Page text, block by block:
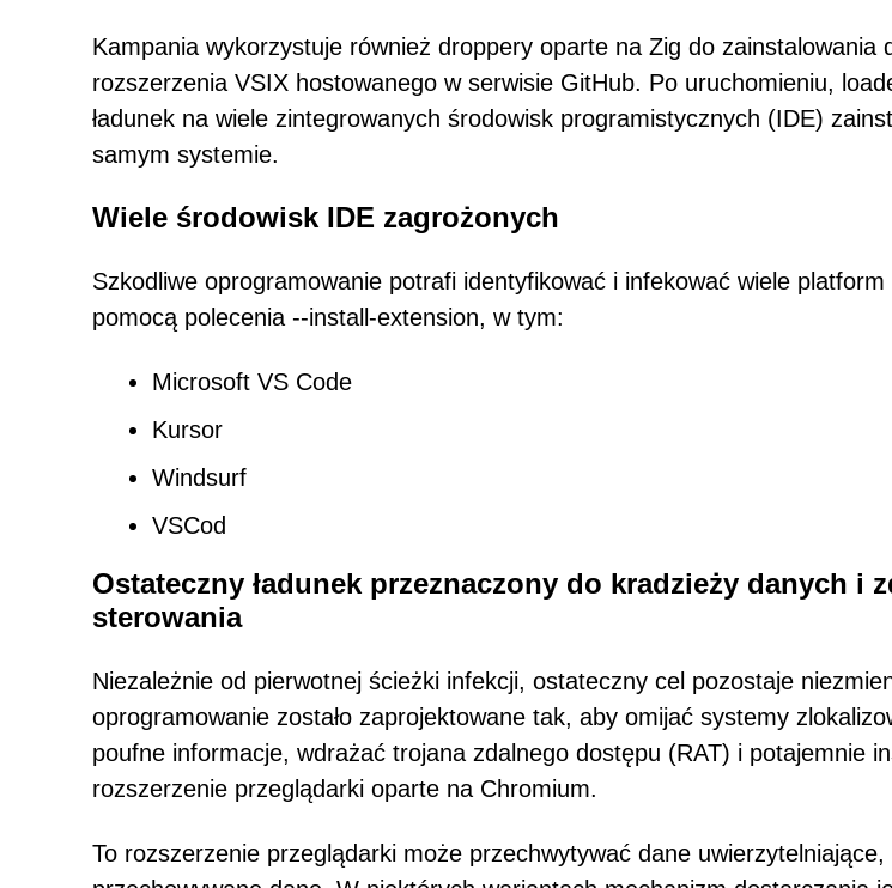
Kampania wykorzystuje również droppery oparte na Zig do zainstalowania
rozszerzenia VSIX hostowanego w serwisie GitHub. Po uruchomieniu,
ładunek na wiele zintegrowanych środowisk programistycznych (IDE)
samym systemie.
Wiele środowisk IDE zagrożonych
Szkodliwe oprogramowanie potrafi identyfikować i infekować wiele
pomocą polecenia --install-extension, w tym:
Microsoft VS Code
Kursor
Windsurf
VSCod
Ostateczny ładunek przeznaczony do kradzieży danych i
sterowania
Niezależnie od pierwotnej ścieżki infekcji, ostateczny cel pozostaje
oprogramowanie zostało zaprojektowane tak, aby omijać systemy
poufne informacje, wdrażać trojana zdalnego dostępu (RAT) i potajemnie
rozszerzenie przeglądarki oparte na Chromium.
To rozszerzenie przeglądarki może przechwytywać dane uwierzytelniające,